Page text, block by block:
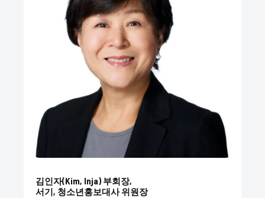
김인자(Kim, Inja) 부회장,
서기, 청소년홍보대사 위원장